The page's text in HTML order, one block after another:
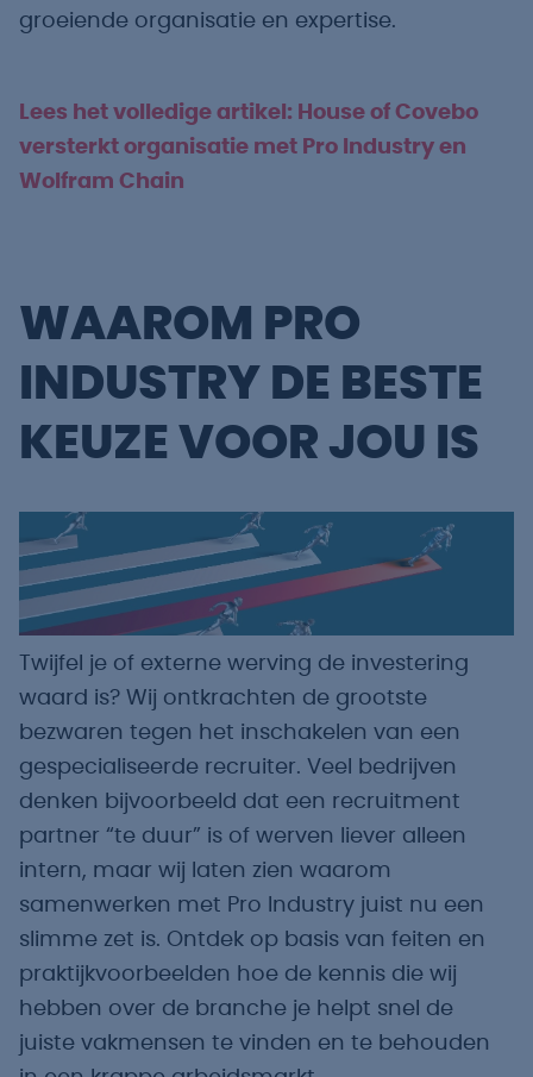
groeiende organisatie en expertise.
Lees het volledige artikel: House of Covebo
versterkt organisatie met Pro Industry en
Wolfram Chain
WAAROM PRO
INDUSTRY DE BESTE
KEUZE VOOR JOU IS
Twijfel je of externe werving de investering
waard is? Wij ontkrachten de grootste
bezwaren tegen het inschakelen van een
gespecialiseerde recruiter. Veel bedrijven
denken bijvoorbeeld dat een recruitment
partner “te duur” is of werven liever alleen
intern, maar wij laten zien waarom
samenwerken met Pro Industry juist nu een
slimme zet is. Ontdek op basis van feiten en
praktijkvoorbeelden hoe de kennis die wij
hebben over de branche je helpt snel de
juiste vakmensen te vinden en te behouden